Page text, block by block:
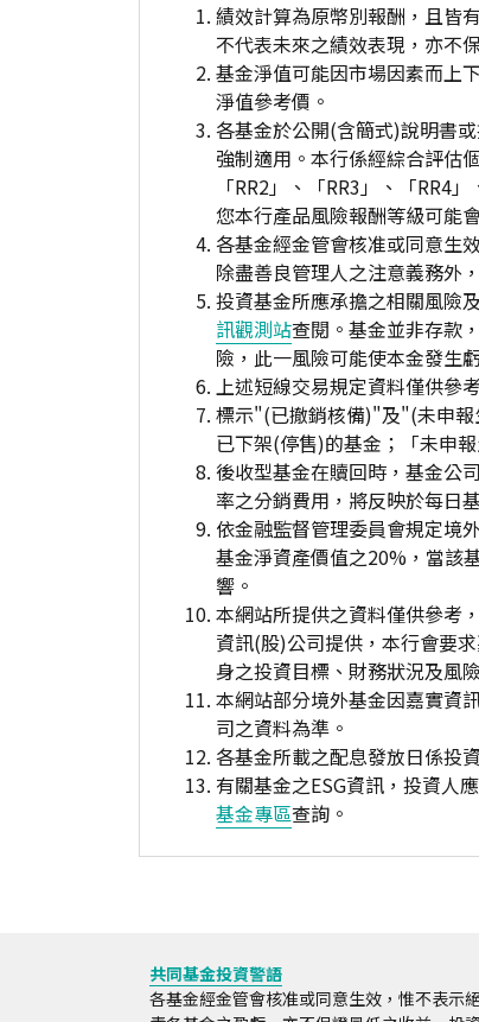
績效計算為原幣別報酬，且皆
不代表未來之績效表現，亦不
基金淨值可能因市場因素而上
淨值參考價。
各基金於公開(含簡式)說明書
強制適用。本行係經綜合評估
「RR2」、「RR3」、「
您本行產品風險報酬等級可能
各基金經金管會核准或同意生
除盡善良管理人之注意義務外
投資基金所應承擔之相關風險
訊觀測站查閱。基金並非存款
險，此一風險可能使本金發生
上述短線交易規定資料僅供參
標示"(已撤銷核備)"及"(未申報
已下架(停售)的基金；「未申
後收型基金在贖回時，基金公
率之分銷費用，將反映於每日
依金融監督管理委員會規定境
基金淨資產價值之20%，當該
響。
本網站所提供之資料僅供參考
資訊(股)公司提供，本行會要
身之投資目標、財務狀況及風
本網站部分境外基金因嘉實資
司之資料為準。
各基金所載之配息發放日係投
有關基金之ESG資訊，投資人
基金專區查詢。
共同基金投資警語
各基金經金管會核准或同意生效，惟不表示